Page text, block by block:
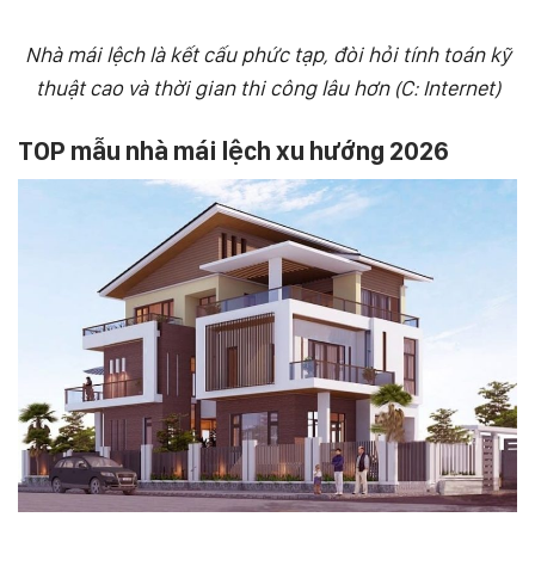
Nhà mái lệch là kết cấu phức tạp, đòi hỏi tính toán kỹ
thuật cao và thời gian thi công lâu hơn (C: Internet)
TOP mẫu nhà mái lệch xu hướng 2026